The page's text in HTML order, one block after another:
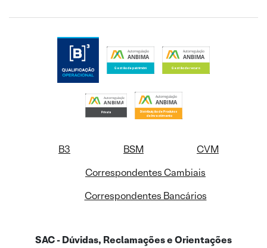
B3 BSM
CVM
Correspondentes Cambiais
Correspondentes Bancários
SAC - Dúvidas, Reclamações e Orientações